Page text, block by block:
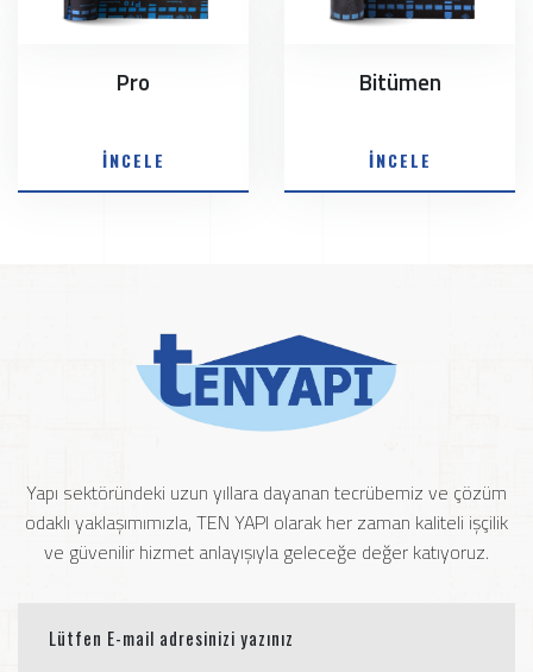
Pro
İNCELE
Bitümen
İNCELE
Yapı sektöründeki uzun yıllara dayanan tecrübemiz ve çözüm
odaklı yaklaşımımızla, TEN YAPI olarak her zaman kaliteli işçilik
ve güvenilir hizmet anlayışıyla geleceğe değer katıyoruz.